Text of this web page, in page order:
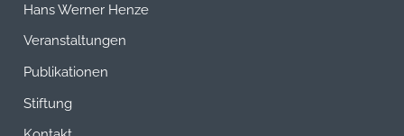
Hans Werner Henze
Veranstaltungen
Publikationen
Stiftung